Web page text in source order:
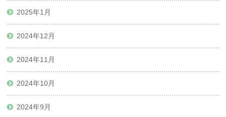
2025年1月
2024年12月
2024年11月
2024年10月
2024年9月